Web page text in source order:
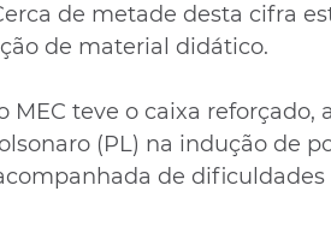
de metade desta cifra
de material didático.
MEC teve o caixa
(PL) na indução de
de dificuldades